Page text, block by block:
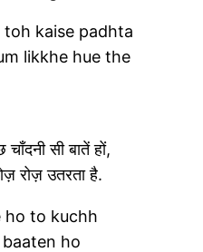
kaise padhta
likkhe hue the
सी बातें हों,
रोज़ उतरता है.
ho to kuchh
ho